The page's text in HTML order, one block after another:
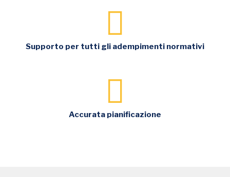
Supporto per tutti gli adempimenti normativi
Accurata pianificazione